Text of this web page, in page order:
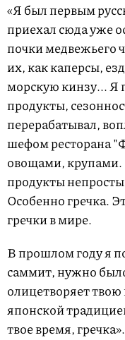
«Я был первым
приехал сюда уже
почки медвежьего
их, как каперсы,
морскую кинзу... Я
продукты,
перерабатывал,
шефом ресторана
овощами,
продукты
Особенно гречка.
гречки в мире.
В прошлом году я
саммит, нужно
олицетворяет твою
японской
твое время,